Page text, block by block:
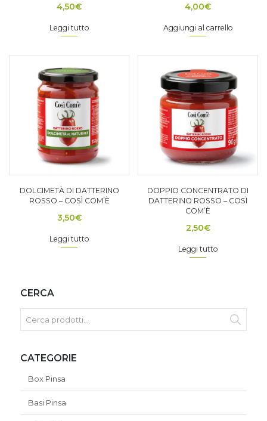
4,50€
Leggi tutto
4,00€
Aggiungi al carrello
DOLCIMETÀ DI DATTERINO
ROSSO – COSÌ COM’È
3,50€
Leggi tutto
DOPPIO CONCENTRATO DI
DATTERINO ROSSO – COSÌ
COM’È
2,50€
Leggi tutto
CERCA
CATEGORIE
Box Pinsa
Basi Pinsa